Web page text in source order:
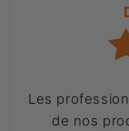
Les
de nos